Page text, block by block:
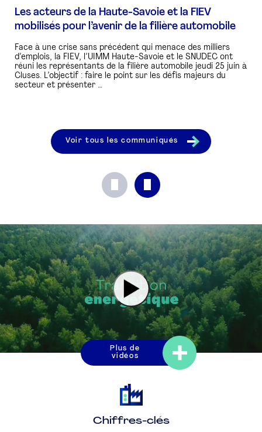
Les acteurs de la Haute-Savoie et la FIEV
mobilisés pour l’avenir de la filière automobile
Face à une crise sans précédent qui menace des milliers
d’emplois, la FIEV, l’UIMM Haute-Savoie et le SNUDEC ont
réuni les représentants de la filière automobile jeudi 25 juin à
Cluses. L’objectif : faire le point sur les défis majeurs du
secteur et présenter …
Voir tous les communiqués
Plus de
vidéos
Chiffres-clés